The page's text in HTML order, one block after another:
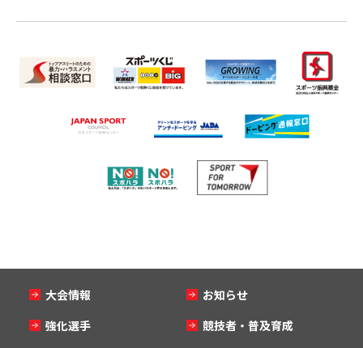
大会情報
お知らせ
強化選手
競技者・普及育成